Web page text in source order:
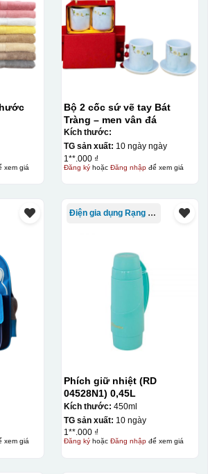
xem giá
Bộ 2 cốc sứ vẽ tay Bát
Tràng – men vân đá
Kích thước:
TG sản xuất: 10 ngày ngày
1**.000 ₫
Đăng kýhoặc Đăng nhậpđể xem giá
xem giá
Điện gia dụng Rạng Đông
Phích giữ nhiệt (RD
04528N1) 0,45L
Kích thước: 450ml
TG sản xuất: 10 ngày
1**.000 ₫
Đăng kýhoặc Đăng nhậpđể xem giá